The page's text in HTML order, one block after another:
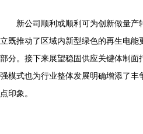
新公司顺利或顺利可为创新做量
立既推动了区域内新型绿色的再生电
部分。接下来展望稳固供应关键体制
强模式也为行业整体发展明确增添了
点印象。